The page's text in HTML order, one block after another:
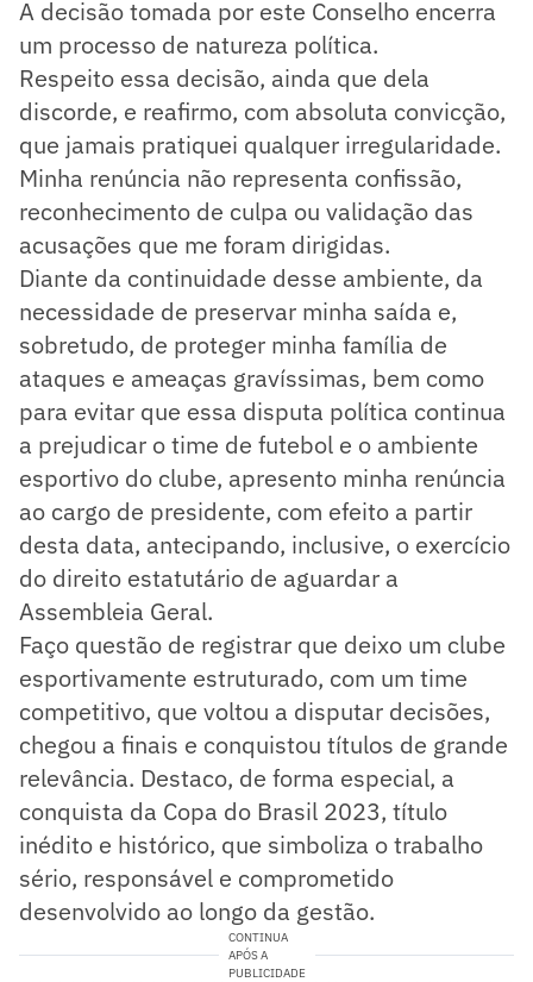
A decisão tomada por este Conselho encerra
um processo de natureza política.
Respeito essa decisão, ainda que dela
discorde, e reafirmo, com absoluta convicção,
que jamais pratiquei qualquer irregularidade.
Minha renúncia não representa confissão,
reconhecimento de culpa ou validação das
acusações que me foram dirigidas.
Diante da continuidade desse ambiente, da
necessidade de preservar minha saída e,
sobretudo, de proteger minha família de
ataques e ameaças gravíssimas, bem como
para evitar que essa disputa política continua
a prejudicar o time de futebol e o ambiente
esportivo do clube, apresento minha renúncia
ao cargo de presidente, com efeito a partir
desta data, antecipando, inclusive, o exercício
do direito estatutário de aguardar a
Assembleia Geral.
Faço questão de registrar que deixo um clube
esportivamente estruturado, com um time
competitivo, que voltou a disputar decisões,
chegou a finais e conquistou títulos de grande
relevância. Destaco, de forma especial, a
conquista da Copa do Brasil 2023, título
inédito e histórico, que simboliza o trabalho
sério, responsável e comprometido
desenvolvido ao longo da gestão.
CONTINUA
APÓS A
PUBLICIDADE